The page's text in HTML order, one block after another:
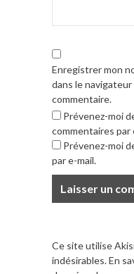
Enregistrer mon
dans le
commentaire.
Prévenez-moi
commentaires par
Prévenez-moi
par e-mail.
Ce site utilise
indésirables.En